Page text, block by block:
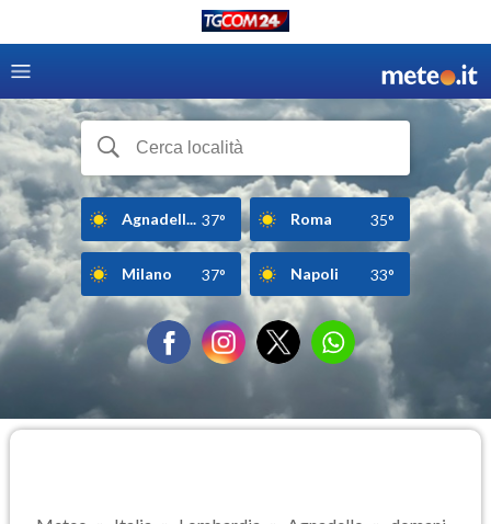
Agnadell... 37° Roma 35°
Milano 37° Napoli 33°